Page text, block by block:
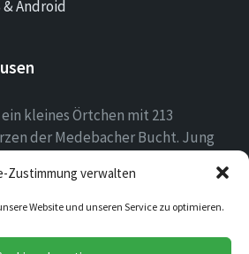
Zustimmung verwalten
Website und unseren Service zu optimieren.
Android
kleines Örtchen mit 213
der Medebacher Bucht. Jung
klein aber oho!
InstagramYouTube